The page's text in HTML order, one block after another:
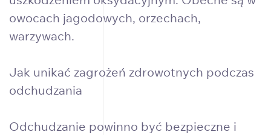
owocach jagodowych, orzechach,
warzywach.
Jak unikać zagrożeń zdrowotnych podczas
odchudzania
Odchudzanie powinno być bezpieczne i